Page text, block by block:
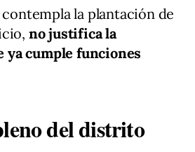
la plantación de
no justifica la
ya cumple funciones
del distrito